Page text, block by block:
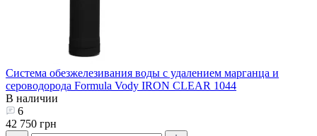
Система обезжелезивания воды с удалением марганца и
сероводорода Formula Vody IRON CLEAR 1044
В наличии
6
42 750 грн